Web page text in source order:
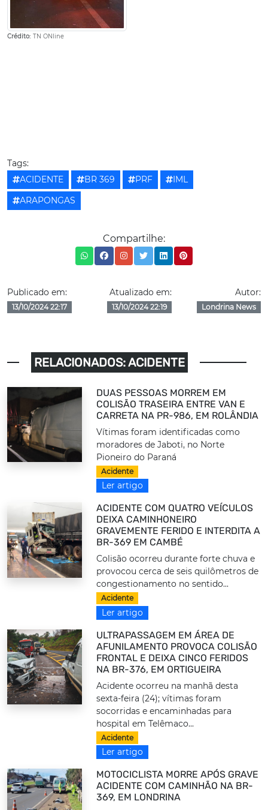
Crédito: TN ONline
Tags:
ACIDENTE
BR 369 PRF
IML
ARAPONGAS
Compartilhe:
Publicado em:
13/10/2024 22:17
Atualizado em:
13/10/2024 22:19
Autor:
Londrina News
RELACIONADOS: ACIDENTE
DUAS PESSOAS MORREM EM
COLISÃO TRASEIRA ENTRE VAN E
CARRETA NA PR-986, EM ROLÂNDIA
Vítimas foram identificadas como
moradores de Jaboti, no Norte
Pioneiro do Paraná
Acidente
Ler artigo
ACIDENTE COM QUATRO VEÍCULOS
DEIXA CAMINHONEIRO
GRAVEMENTE FERIDO E INTERDITA A
BR-369 EM CAMBÉ
Colisão ocorreu durante forte chuva e
provocou cerca de seis quilômetros de
congestionamento no sentido...
Acidente
Ler artigo
ULTRAPASSAGEM EM ÁREA DE
AFUNILAMENTO PROVOCA COLISÃO
FRONTAL E DEIXA CINCO FERIDOS
NA BR-376, EM ORTIGUEIRA
Acidente ocorreu na manhã desta
sexta-feira (24); vítimas foram
socorridas e encaminhadas para
hospital em Telêmaco...
Acidente
Ler artigo
MOTOCICLISTA MORRE APÓS GRAVE
ACIDENTE COM CAMINHÃO NA BR-
369, EM LONDRINA